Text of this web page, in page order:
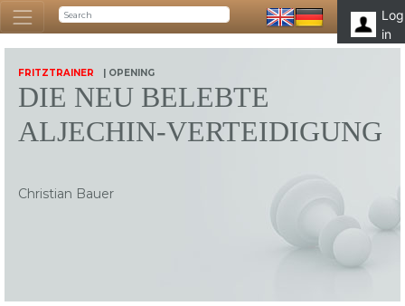
Log
in
FRITZTRAINER | OPENING
DIE NEU BELEBTE
ALJECHIN-VERTEIDIGUNG
Christian Bauer